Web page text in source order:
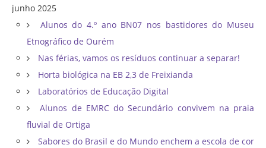
junho 2025
Alunos do 4.º ano BN07 nos bastidores do Museu
Etnográfico de Ourém
Nas férias, vamos os resíduos continuar a separar!
Horta biológica na EB 2,3 de Freixianda
Laboratórios de Educação Digital
Alunos de EMRC do Secundário convivem na praia
fluvial de Ortiga
Sabores do Brasil e do Mundo enchem a escola de cor